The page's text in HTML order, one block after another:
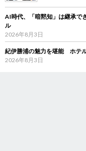
AI時代、「暗黙知」は継承
ル
2026年8月3日
紀伊勝浦の魅力を堪能 ホテ
2026年8月3日